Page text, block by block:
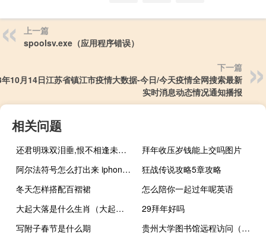
上一篇
spoolsv.exe（应用程序错误）
下一篇
10月14日江苏省镇江市疫情大数据-今日/今天疫情全网搜索最新
实时消息动态情况通知播报
相关问题
还君明珠双泪垂,恨不相逢未嫁时意思
拜年收压岁钱能上交吗图片
阿尔法符号怎么打出来 iphone（阿尔法符号）
狂战传说攻略5章攻略
冬天怎样搭配百褶裙
怎么陪你一起过年呢英语
大起大落是什么生肖（大起大落是什么生肖）
29拜年好吗
写附子春节是什么期
贵州大学图书馆远程访问（贵州大学图书馆远程访问系统）